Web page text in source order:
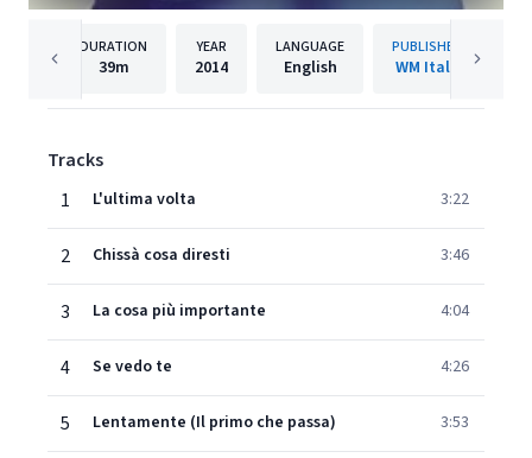
DURATION
39m
YEAR
2014
LANGUAGE
English
PUBLISHER
WM Italy
Tracks
1
L'ultima volta 3:22
2 Chissà cosa diresti 3:46
3 La cosa più importante 4:04
4 Se vedo te 4:26
5 Lentamente (Il primo che passa) 3:53